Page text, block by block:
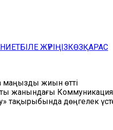
БІЛЕ ЖҮРІҢІЗКӨЗҚАРАС
маңызды жиын өтті
жанындағы
тақырыбында дөңгелек